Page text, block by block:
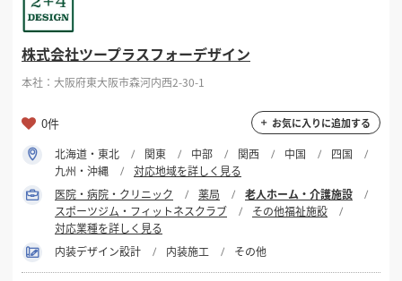
店舗開業・改装をご検討中の方へ
老人ホーム・介護施設
フリーワード
株式会社ツープラスフォーデザイン
本社：大阪府東大阪市森河内西2-30-1
0件 お気に入りに追加する
北海道・東北 関東 中部 関西 中国
四国
九州・沖縄
対応地域を詳しく見る
医院・病院・クリニック
薬局
老人ホーム・介護施設
スポーツジム・フィットネスクラブ
その他福祉施設
対応業種を詳しく見る
内装デザイン設計
内装施工 その他